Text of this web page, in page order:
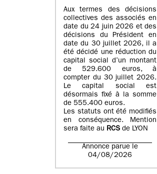
Aux termes des décisions
collectives des associés en
date du 24 juin 2026 et des
décisions du Président en
date du 30 juillet 2026, il a
été décidé une réduction du
capital social d’un montant
de 529.600 euros, à
compter du 30 juillet 2026.
Le capital social est
désormais fixé à la somme
de 555.400 euros.
Les statuts ont été modifiés
en conséquence. Mention
sera faite au RCS de LYON
Annonce parue le
04/08/2026